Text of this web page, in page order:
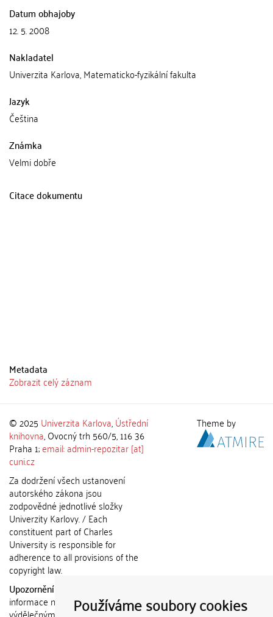
Používáme soubory cookies
Datum obhajoby
12. 5. 2008
Nakladatel
Univerzita Karlova, Matematicko-fyzikální fakulta
Jazyk
Čeština
Známka
Velmi dobře
Citace dokumentu
Metadata
Zobrazit celý záznam
© 2025 Univerzita Karlova,Ústřední
knihovna, Ovocný trh 560/5, 116 36
Praha 1;email: admin-repozitar [at]
cuni.cz
Za dodržení všech ustanovení
autorského zákona jsou
zodpovědné jednotlivé složky
Univerzity Karlovy. / Each
constituent part of Charles
University is responsible for
adherence to all provisions of the
copyright law.
Upozornění / Notice:
informace nemohou být použity k
Theme by